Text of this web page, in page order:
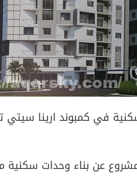
في كمبوند ارينا سيتي
عن بناء وحدات سكنية